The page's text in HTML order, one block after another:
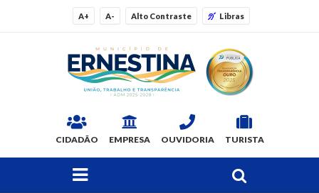
A+ A- Alto Contraste Libras
CIDADÃO EMPRESA OUVIDORIA TURISTA